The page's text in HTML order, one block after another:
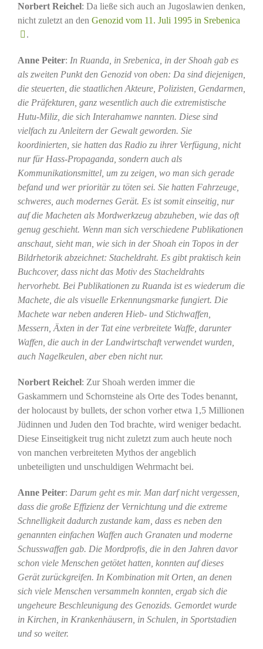
Norbert Reichel: Da ließe sich auch an Jugoslawien denken,
nicht zuletzt an den Genozid vom 11. Juli 1995 in Srebenica
.
Anne Peiter: In Ruanda, in Srebenica, in der Shoah gab es
als zweiten Punkt den Genozid von oben: Da sind diejenigen,
die steuerten, die staatlichen Akteure, Polizisten, Gendarmen,
die Präfekturen, ganz wesentlich auch die extremistische
Hutu-Miliz, die sich Interahamwe nannten. Diese sind
vielfach zu Anleitern der Gewalt geworden. Sie
koordinierten, sie hatten das Radio zu ihrer Verfügung, nicht
nur für Hass-Propaganda, sondern auch als
Kommunikationsmittel, um zu zeigen, wo man sich gerade
befand und wer prioritär zu töten sei. Sie hatten Fahrzeuge,
schweres, auch modernes Gerät. Es ist somit einseitig, nur
auf die Macheten als Mordwerkzeug abzuheben, wie das oft
genug geschieht. Wenn man sich verschiedene Publikationen
anschaut, sieht man, wie sich in der Shoah ein Topos in der
Bildrhetorik abzeichnet: Stacheldraht. Es gibt praktisch kein
Buchcover, dass nicht das Motiv des Stacheldrahts
hervorhebt. Bei Publikationen zu Ruanda ist es wiederum die
Machete, die als visuelle Erkennungsmarke fungiert. Die
Machete war neben anderen Hieb- und Stichwaffen,
Messern, Äxten in der Tat eine verbreitete Waffe, darunter
Waffen, die auch in der Landwirtschaft verwendet wurden,
auch Nagelkeulen, aber eben nicht nur.
Norbert Reichel: Zur Shoah werden immer die
Gaskammern und Schornsteine als Orte des Todes benannt,
der holocaust by bullets, der schon vorher etwa 1,5 Millionen
Jüdinnen und Juden den Tod brachte, wird weniger bedacht.
Diese Einseitigkeit trug nicht zuletzt zum auch heute noch
von manchen verbreiteten Mythos der angeblich
unbeteiligten und unschuldigen Wehrmacht bei.
Anne Peiter: Darum geht es mir. Man darf nicht vergessen,
dass die große Effizienz der Vernichtung und die extreme
Schnelligkeit dadurch zustande kam, dass es neben den
genannten einfachen Waffen auch Granaten und moderne
Schusswaffen gab. Die Mordprofis, die in den Jahren davor
schon viele Menschen getötet hatten, konnten auf dieses
Gerät zurückgreifen. In Kombination mit Orten, an denen
sich viele Menschen versammeln konnten, ergab sich die
ungeheure Beschleunigung des Genozids. Gemordet wurde
in Kirchen, in Krankenhäusern, in Schulen, in Sportstadien
und so weiter.